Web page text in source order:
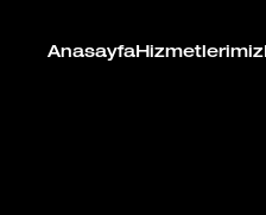
Anasayfa Hizmetlerimiz